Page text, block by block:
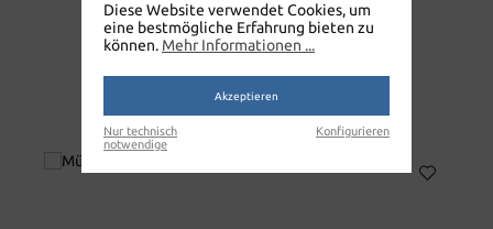
MÜLLSACK
Diese Website verwendet Cookies, um
eine bestmögliche Erfahrung bieten zu
können. Mehr Informationen ...
Akzeptieren
Nur technisch
notwendige
Konfigurieren